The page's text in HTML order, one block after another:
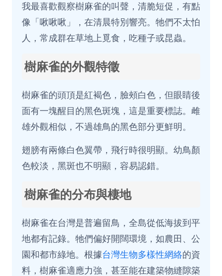
我最喜歡觀察樹麻雀的叫聲，清脆短促，有點
像「啾啾啾」，在清晨特別響亮。牠們不太怕
人，常成群在草地上覓食，吃種子或昆蟲。
樹麻雀的外觀特徵
樹麻雀的頭頂是紅褐色，臉頰白色，但眼睛後
面有一塊醒目的黑色斑塊，這是重要標誌。雌
雄外觀相似，不過雄鳥的黑色部分更鮮明。
翅膀有兩條白色翼帶，飛行時很明顯。幼鳥顏
色較淡，黑斑也不明顯，容易認錯。
樹麻雀的分布與棲地
樹麻雀在台灣是普遍留鳥，全島從低海拔到平
地都有記錄。牠們偏好開闊環境，如農田、公
園和都市綠地。根據台灣生物多樣性網絡的資
料，樹麻雀適應力強，甚至能在建築物縫隙築